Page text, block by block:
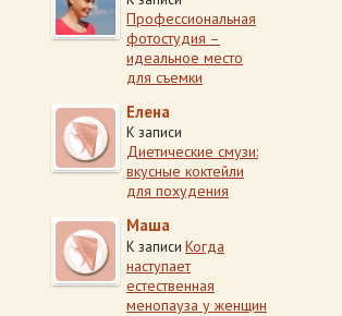
Профессиональная
фотостудия –
идеальное место
для съемки
Елена
К записи
Диетические смузи:
вкусные коктейли
для похудения
Маша
К записи Когда
наступает
естественная
менопауза у женщин